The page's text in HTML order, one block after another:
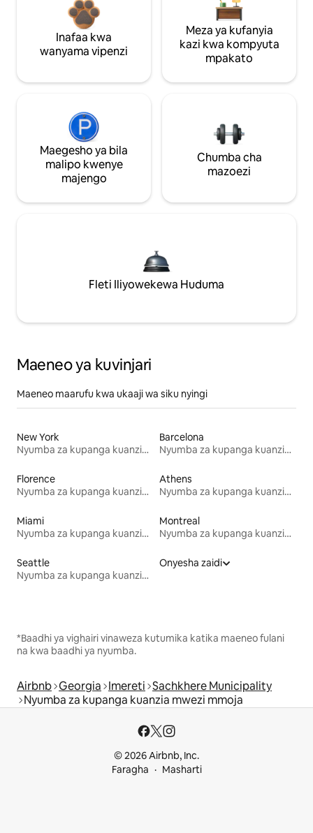
Inafaa kwa
wanyama vipenzi
Meza ya kufanyia
kazi kwa kompyuta
mpakato
Maegesho ya bila
malipo kwenye
majengo
Chumba cha
mazoezi
Fleti Iliyowekewa Huduma
Maeneo ya kuvinjari
Maeneo maarufu kwa ukaaji wa siku nyingi
New York
Nyumba za kupanga kuanzia mwezi mmoja
Barcelona
Nyumba za kupanga kuanzia mwezi mmoja
Florence
Nyumba za kupanga kuanzia mwezi mmoja
Athens
Nyumba za kupanga kuanzia mwezi mmoja
Miami
Nyumba za kupanga kuanzia mwezi mmoja
Montreal
Nyumba za kupanga kuanzia mwezi mmoja
Seattle
Nyumba za kupanga kuanzia mwezi mmoja
Onyesha zaidi
*Baadhi ya vighairi vinaweza kutumika katika maeneo fulani
na kwa baadhi ya nyumba.
Airbnb Georgia Imereti Sachkhere Municipality
Nyumba za kupanga kuanzia mwezi mmoja
© 2026 Airbnb, Inc.
Faragha
Masharti